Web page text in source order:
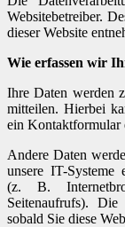
Websitebetreiber.
dieser Website
Wie erfassen wir
Ihre Daten werden
mitteilen. Hierbei
ein Kontaktformular
Andere Daten
unsere IT-
(z. B.
Seitenaufrufs).
sobald Sie diese